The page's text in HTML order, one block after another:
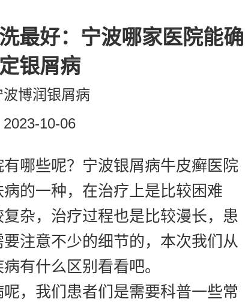
最好：宁波哪家医院能确
定银屑病
波博润银屑病
2023-10-06
些呢？宁波银屑病牛皮癣医院
的一种，在治疗上是比较困难
杂，治疗过程也是比较漫长，患
注意不少的细节的，本次我们从
有什么区别看看吧。
我们患者们是需要科普一些常